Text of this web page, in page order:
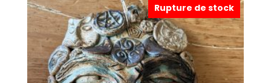
Rupture de stock